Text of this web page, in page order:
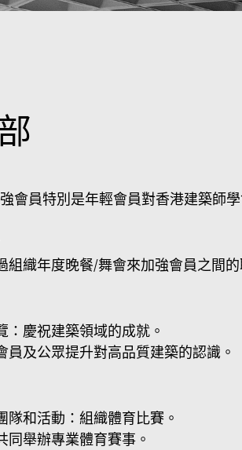
會員特別是年輕會員對香港建築師
織年度晚餐/舞會來加強會員之間的
慶祝建築領域的成就。
及公眾提升對高品質建築的認識。
和活動：組織體育比賽。
舉辦專業體育賽事。